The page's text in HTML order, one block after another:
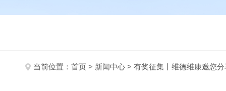
当前位置： 首页 > 新闻中心 > 有奖征集丨维德维康邀您